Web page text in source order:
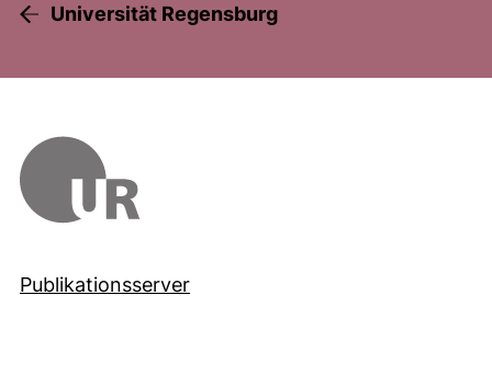
Universität Regensburg
Publikationsserver